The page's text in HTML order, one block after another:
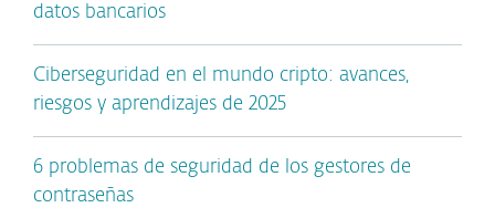
datos bancarios
Ciberseguridad en el mundo cripto: avances,
riesgos y aprendizajes de 2025
6 problemas de seguridad de los gestores de
contraseñas